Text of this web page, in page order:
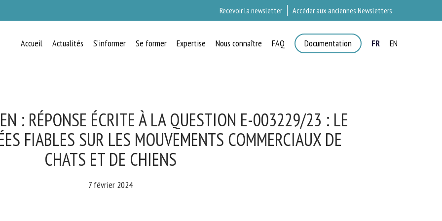
Recevoir la newsletter Accéder aux anciennes Newsletters
Accueil Actualités S’informer Se former Expertise Nous connaître FAQ Documentation FR EN
: RÉPONSE ÉCRITE À LA QUESTION E-003229/23 : LE
FIABLES SUR LES MOUVEMENTS COMMERCIAUX DE
CHATS ET DE CHIENS
7 février 2024
BIEN-ÊTRE ANIMAL